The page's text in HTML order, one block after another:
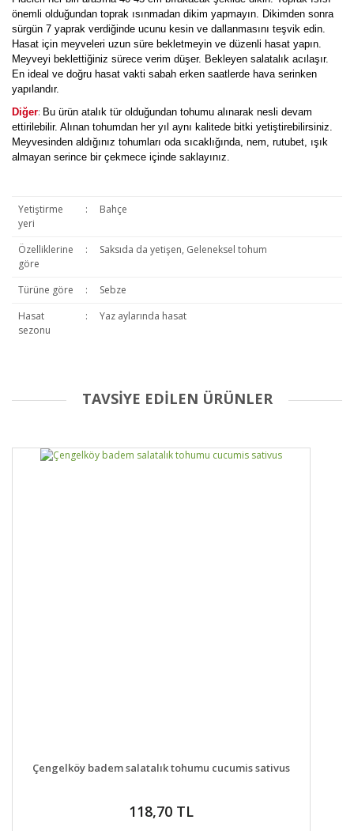
önemli olduğundan toprak ısınmadan dikim yapmayın. Dikimden sonra
sürgün 7 yaprak verdiğinde ucunu kesin ve dallanmasını teşvik edin.
Hasat için meyveleri uzun süre bekletmeyin ve düzenli hasat yapın.
Meyveyi beklettiğiniz sürece verim düşer. Bekleyen salatalık acılaşır.
En ideal ve doğru hasat vakti sabah erken saatlerde hava serinken
yapılandır.
Diğer: Bu ürün atalık tür olduğundan tohumu alınarak nesli devam
ettirilebilir. Alınan tohumdan her yıl aynı kalitede bitki yetiştirebilirsiniz.
Meyvesinden aldığınız tohumları oda sıcaklığında, nem, rutubet, ışık
almayan serince bir çekmece içinde saklayınız.
Yetiştirme
yeri
: Bahçe
Özelliklerine
göre
: Saksıda da yetişen, Geleneksel tohum
Türüne göre :
Sebze
Hasat
sezonu
: Yaz aylarında hasat
Bu ürüne ilk yorumu siz yapın!
Yorum Yaz
TAVSİYE EDİLEN ÜRÜNLER
DETAYLAR SEPETE EKLE
Çengelköy badem salatalık tohumu cucumis sativus
118,70 TL